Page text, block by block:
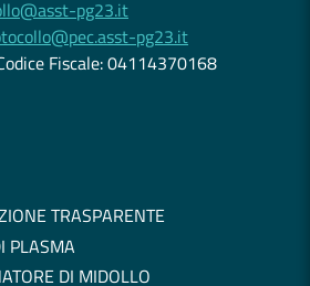
pg23.it
pg23.it
Fiscale: 04114370168
TRASPARENTE
PLASMA
DI MIDOLLO